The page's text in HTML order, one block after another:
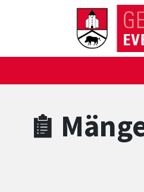
Zum Header
Zum
Zum Footer
Zum Hauptinhalt springen